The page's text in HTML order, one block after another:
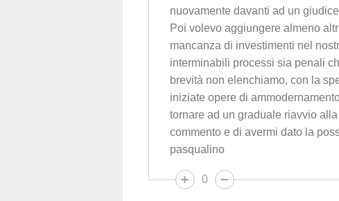
nuovamente davanti ad un
Poi volevo aggiungere almeno
mancanza di investimenti nel
interminabili processi sia penali
brevità non elenchiamo, con la
iniziate opere di
tornare ad un graduale riavvio
commento e di avermi dato la
pasqualino
0